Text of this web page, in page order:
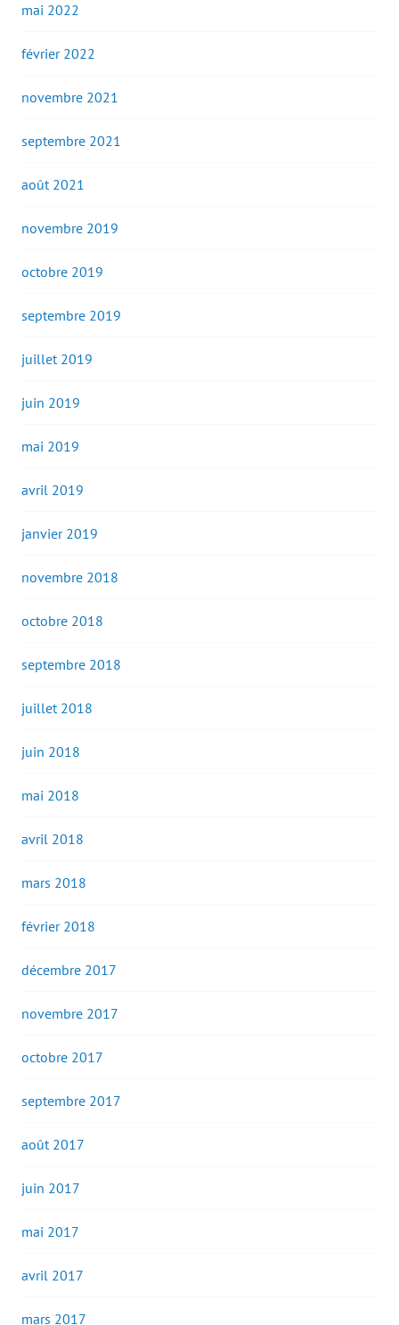
mai 2022
février 2022
novembre 2021
septembre 2021
août 2021
novembre 2019
octobre 2019
septembre 2019
juillet 2019
juin 2019
mai 2019
avril 2019
janvier 2019
novembre 2018
octobre 2018
septembre 2018
juillet 2018
juin 2018
mai 2018
avril 2018
mars 2018
février 2018
décembre 2017
novembre 2017
octobre 2017
septembre 2017
août 2017
juin 2017
mai 2017
avril 2017
mars 2017